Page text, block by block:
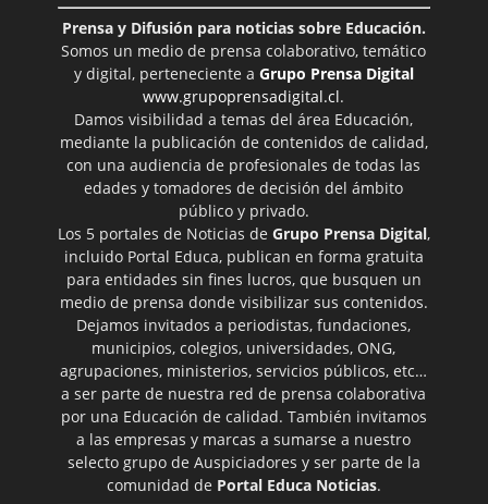
Prensa y Difusión para noticias sobre Educación.
Somos un medio de prensa colaborativo, temático
y digital, perteneciente a Grupo Prensa Digital
www.grupoprensadigital.cl.
Damos visibilidad a temas del área Educación,
mediante la publicación de contenidos de calidad,
con una audiencia de profesionales de todas las
edades y tomadores de decisión del ámbito
público y privado.
Los 5 portales de Noticias de Grupo Prensa Digital,
incluido Portal Educa, publican en forma gratuita
para entidades sin fines lucros, que busquen un
medio de prensa donde visibilizar sus contenidos.
Dejamos invitados a periodistas, fundaciones,
municipios, colegios, universidades, ONG,
agrupaciones, ministerios, servicios públicos, etc…
a ser parte de nuestra red de prensa colaborativa
por una Educación de calidad. También invitamos
a las empresas y marcas a sumarse a nuestro
selecto grupo de Auspiciadores y ser parte de la
comunidad de Portal Educa Noticias.